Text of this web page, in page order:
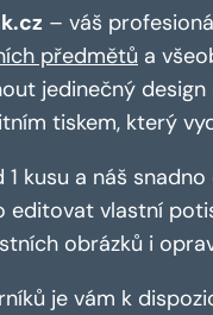
– váš
předmětů a
jedinečný
tiskem, který
1 kusu a náš
editovat vlastní
obrázků i
je vám k